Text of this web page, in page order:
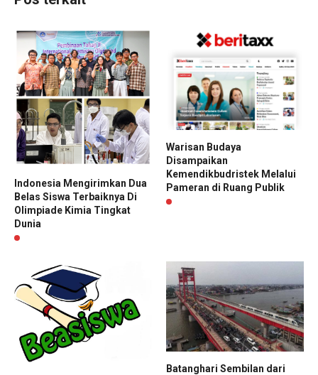
Indonesia Mengirimkan Dua
Belas Siswa Terbaiknya Di
Olimpiade Kimia Tingkat
Dunia
Warisan Budaya
Disampaikan
Kemendikbudristek Melalui
Pameran di Ruang Publik
Batanghari Sembilan dari